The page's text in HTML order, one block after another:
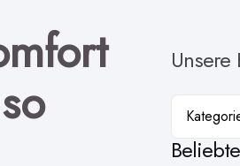
Unsere